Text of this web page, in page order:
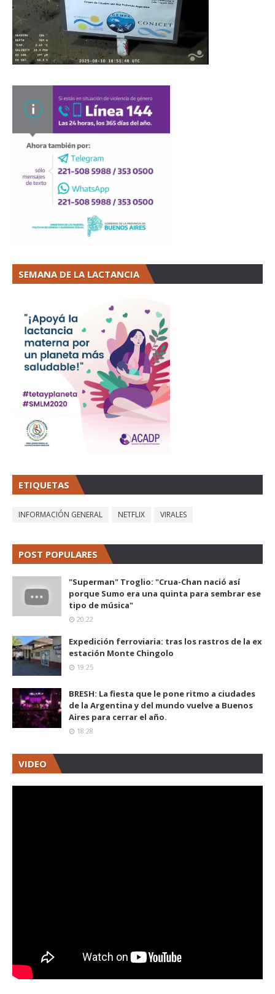
SEMANA DE LA LACTANCIA
ETIQUETAS
INFORMACIÓN GENERAL NETFLIX VIRALES
POST POPULARES
"Superman" Troglio: "Crua-Chan nació así
porque Sumo era una quinta para sembrar ese
tipo de música"
20:22
Expedición ferroviaria: tras los rastros de la ex
estación Monte Chingolo
19:25
BRESH: La fiesta que le pone ritmo a ciudades
de la Argentina y del mundo vuelve a Buenos
Aires para cerrar el año.
18:28
VIDEO